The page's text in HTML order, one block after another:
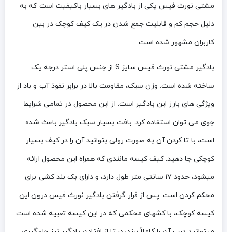
مشتی نورث فیس یکی از بادگیر های بسیار باکیفیت است که به
دلیل حجم کم و قابلیت جمع شدن در یک کیف کوچک در بین
کاربران مشهور شده است.
بادگیر مشتی نورث فیس سایز S از جنس پلی استر درجه یک
ساخته شده است. وزن سبک، مقاومت بالا در برابر نفوذ آب و باد از
ویژگی های بارز این بادگیر است. از این محصول در تمامی شرایط
جوی می توان استفاده کرد. بافت بسیار سبک بادگیر باعث شده
است، با تا کردن آن به صورت رولی بتوانید آن را در کیف بسیار
کوچکی جا دهید. کیف کیسه مانندی که همراه این محصول ارائه
میشود، حدود ۱۷ سانتی متر طول دارد، و دارای بک بند کشی برای
محکم کردن است. پس از قرار گرفتن بادگیر نورث فیس درون این
کیسه کوچک، با کشهای محکمی که در این کیسه تعبیه شده است